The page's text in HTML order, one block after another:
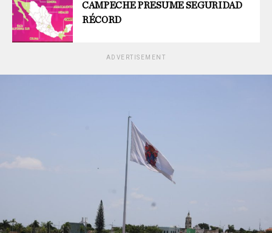
CAMPECHE PRESUME SEGURIDAD
RÉCORD
ADVERTISEMENT